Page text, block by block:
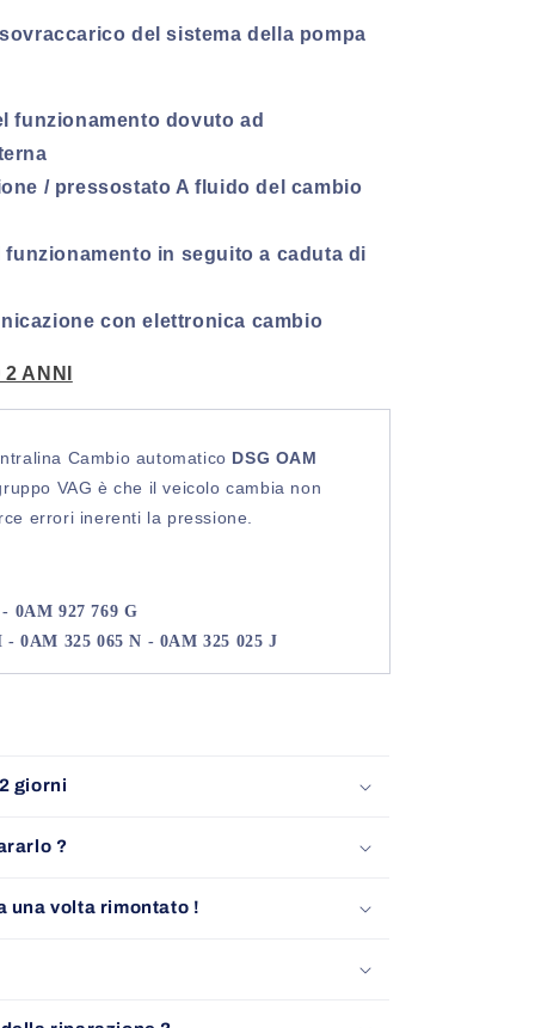
del sistema della pompa
funzionamento dovuto ad
/ pressostato A fluido del cambio
funzionamento in seguito a caduta di
con elettronica cambio
ANNI
Cambio automatico DSG OAM
VAG è che il veicolo cambia non
errori inerenti la pressione.
0AM 927 769 G
0AM 325 065 N - 0AM 325 025 J
giorni
?
una volta rimontato !